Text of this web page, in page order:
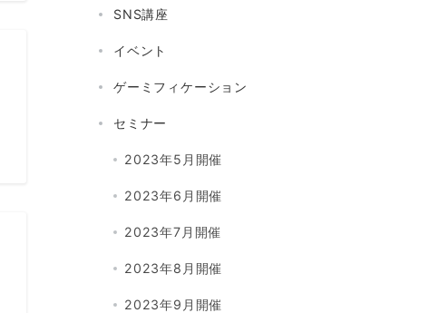
SNS講座
イベント
ゲーミフィケーション
セミナー
2023年5月開催
2023年6月開催
2023年7月開催
2023年8月開催
2023年9月開催